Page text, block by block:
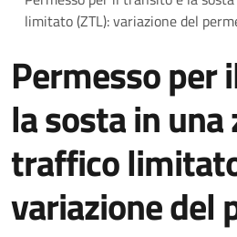
limitato (ZTL): variazione del
Permesso per
la sosta in una
traffico
variazione del